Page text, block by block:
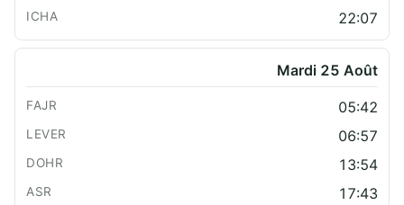
22:07
Mardi 25 Août
05:42
06:57
13:54
17:43